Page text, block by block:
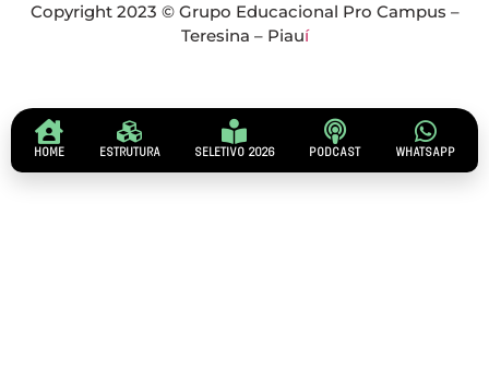
Copyright 2023 © Grupo Educacional Pro Campus –
Teresina – Piauí
HOME ESTRUTURA SELETIVO 2026 PODCAST WHATSAPP